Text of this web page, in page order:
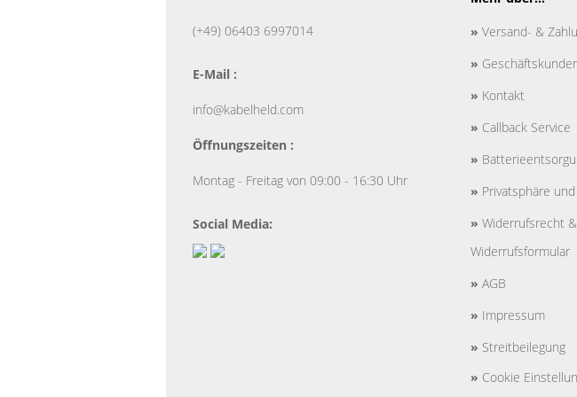
(+49) 06403 6997014
E-Mail :
info@kabelheld.com
Öffnungszeiten :
Montag - Freitag von 09:00 - 16:30 Uhr
Social Media:
» Versand- &
»
» Kontakt
» Callback Service
»
» Privatsphäre
» Widerrufsrecht
Widerrufsformular
» AGB
» Impressum
» Streitbeilegung
» Cookie